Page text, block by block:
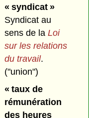
« syndicat »
Syndicat au
sens de la Loi
sur les relations
du travail.
("union")
« taux de
rémunération
des heures